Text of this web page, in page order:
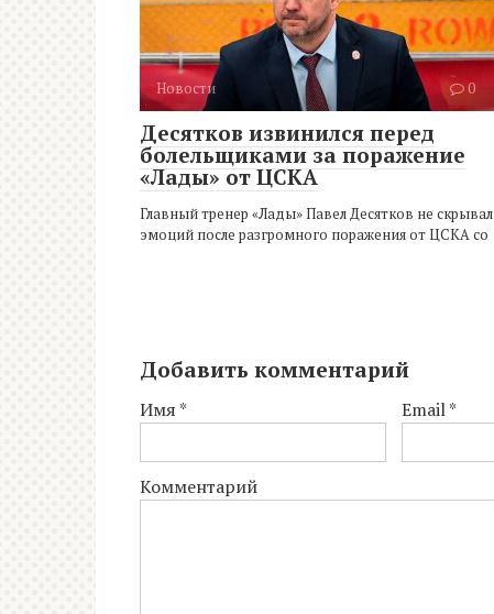
Новости 0
Десятков извинился перед
болельщиками за поражение
«Лады» от ЦСКА
Главный тренер «Лады» Павел Десятков не скрывал
эмоций после разгромного поражения от ЦСКА со
Добавить комментарий
Имя * Email*
Комментарий